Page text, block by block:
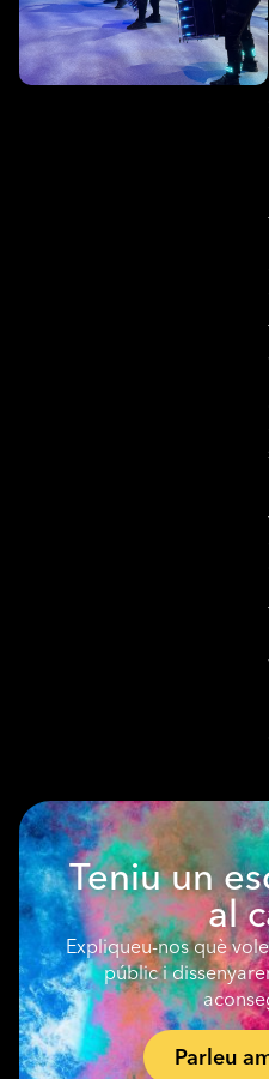
Teniu un
al
Expliqueu-nos què
públic i
Parleu